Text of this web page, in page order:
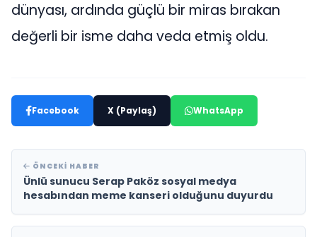
dünyası, ardında güçlü bir miras bırakan
değerli bir isme daha veda etmiş oldu.
Facebook X (Paylaş) WhatsApp
ÖNCEKI HABER
Ünlü sunucu Serap Paköz sosyal medya
hesabından meme kanseri olduğunu duyurdu